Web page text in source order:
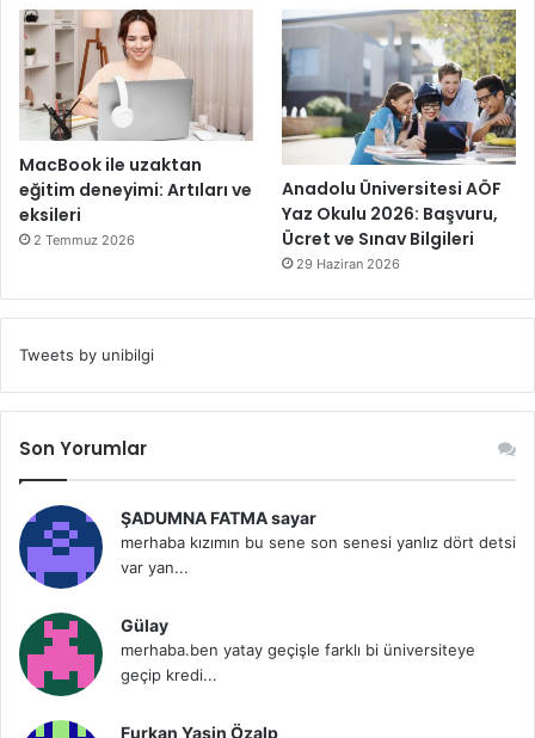
MacBook ile uzaktan
eğitim deneyimi: Artıları ve
eksileri
2 Temmuz 2026
Anadolu Üniversitesi AÖF
Yaz Okulu 2026: Başvuru,
Ücret ve Sınav Bilgileri
29 Haziran 2026
Tweets by unibilgi
Son Yorumlar
ŞADUMNA FATMA sayar
merhaba kızımın bu sene son senesi yanlız dört detsi
var yan...
Gülay
merhaba.ben yatay geçişle farklı bi üniversiteye
geçip kredi...
Furkan Yasin Özalp